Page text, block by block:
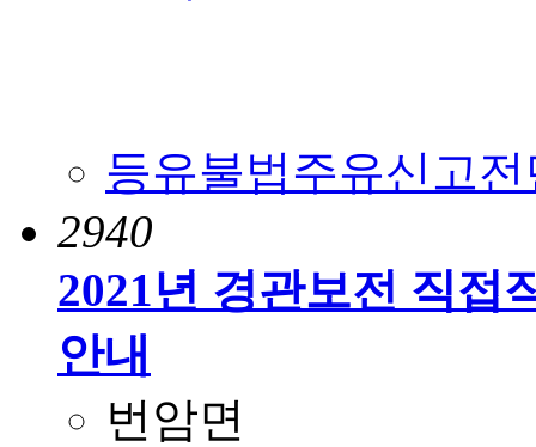
등유불법주유신고
2940
2021년 경관보전 직접
안내
번암면